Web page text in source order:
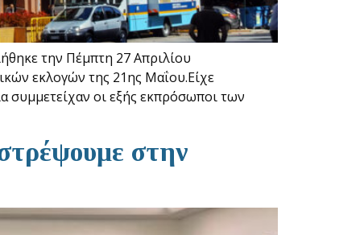
την Πέμπτη 27 Απριλίου
εκλογών της 21ης Μαΐου.Είχε
συμμετείχαν οι εξής εκπρόσωποι των
στην